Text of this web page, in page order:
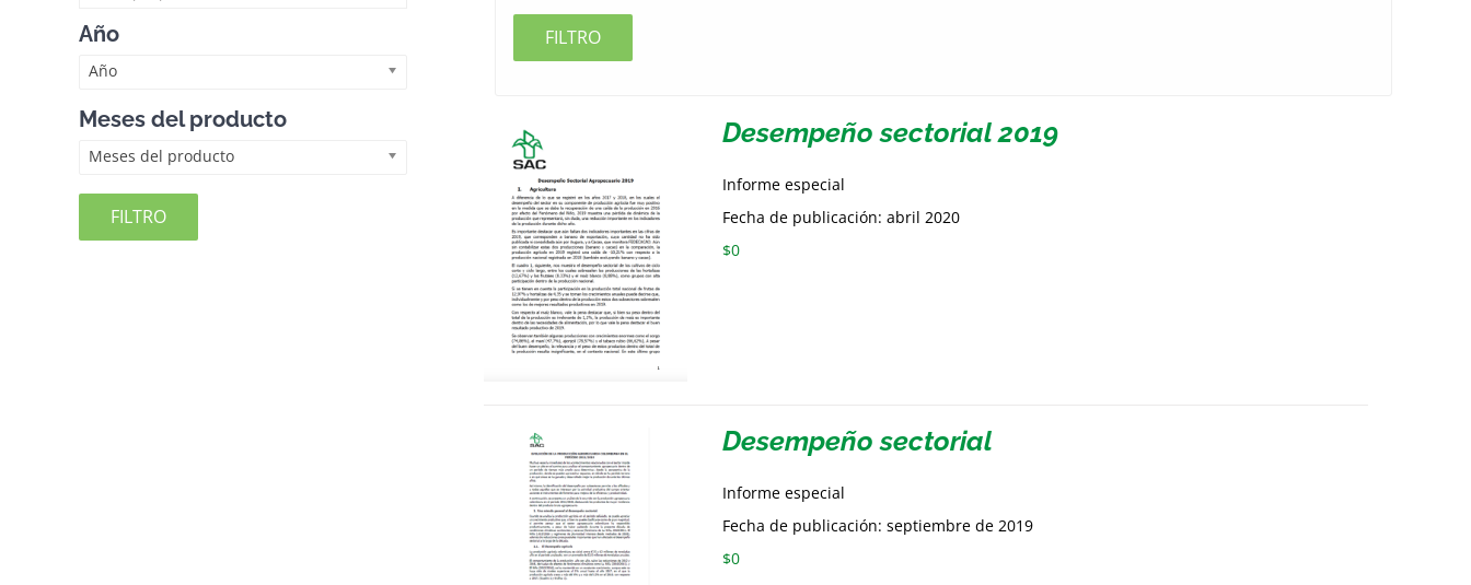
FILTRO
Desempeño sectorial 2019
Informe especial
Fecha de publicación: abril 2020
$0
Desempeño sectorial
Informe especial
Fecha de publicación: septiembre de 2019
$0
Año
Año
Meses del producto
Meses del producto
FILTRO